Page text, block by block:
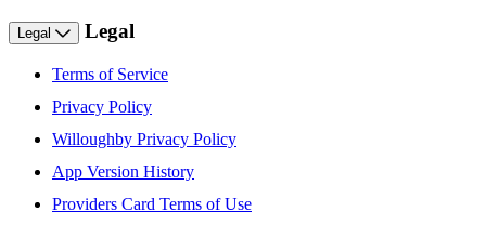
Legal Legal
Terms of Service
Privacy Policy
Willoughby Privacy Policy
App Version History
Providers Card Terms of Use